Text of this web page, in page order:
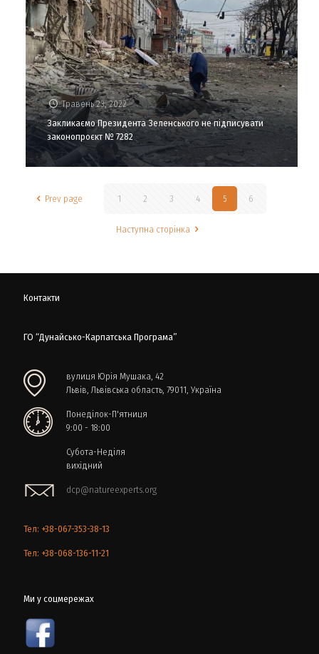
Травень 23, 2022
Закликаємо Президента Зеленського не підписувати
законопроєкт № 7282
Prev page 1 2 3 4 5 6
Наступна сторінка
Контакти
ГО “Дунайсько-Карпатська Програма”
вулиця Юрія Мушака, 42
Львів, Львівська область, 79011, Україна
Понеділок-П'ятниця
9:00 - 18:00
Субота-Неділя
вихідний
dcp@natureexperts.org
Тел: +38-067-353-38-13
Тел: +38-068-136-11-21
Ми у соцмережах